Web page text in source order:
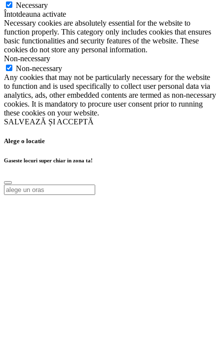
Necessary
Întotdeauna activate
Necessary cookies are absolutely essential for the website to
function properly. This category only includes cookies that ensures
basic functionalities and security features of the website. These
cookies do not store any personal information.
Non-necessary
Non-necessary
Any cookies that may not be particularly necessary for the website
to function and is used specifically to collect user personal data via
analytics, ads, other embedded contents are termed as non-necessary
cookies. It is mandatory to procure user consent prior to running
these cookies on your website.
SALVEAZĂ ȘI ACCEPTĂ
Alege o locatie
Gaseste locuri super chiar in zona ta!
Alege o locatie